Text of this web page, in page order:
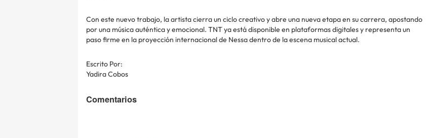
Con este nuevo trabajo, la artista cierra un ciclo creativo y abre una nueva etapa en su carrera, apostando
por una música auténtica y emocional. TNT ya está disponible en plataformas digitales y representa un
paso firme en la proyección internacional de Nessa dentro de la escena musical actual.
Escrito Por:
Yadira Cobos
Comentarios